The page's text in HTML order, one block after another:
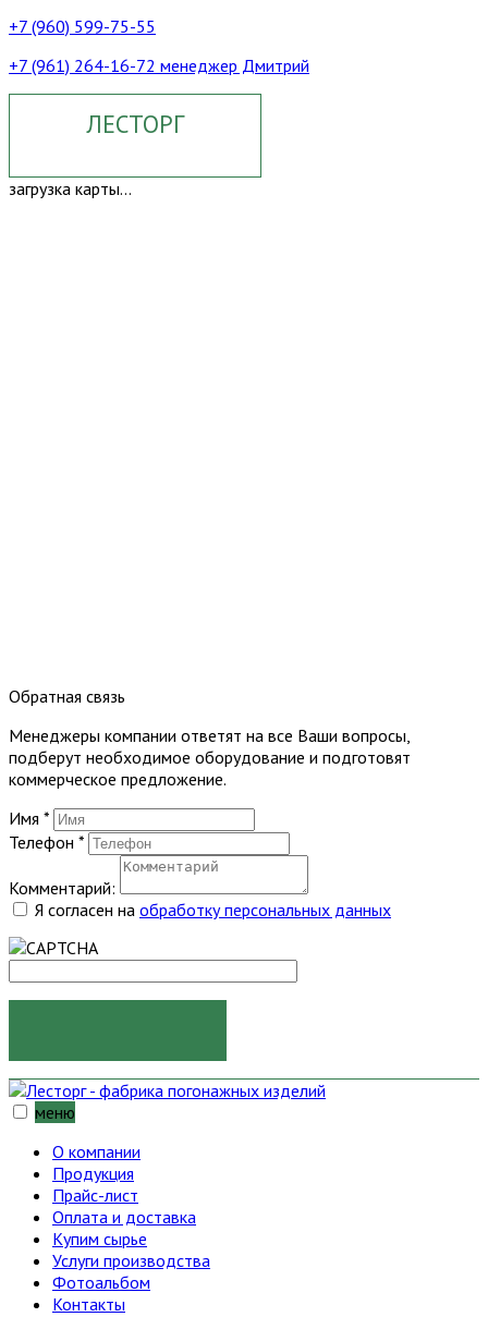
+7 (960) 599-75-55
+7 (961) 264-16-72 менеджер Дмитрий
ЛЕСТОРГ
загрузка карты...
Обратная связь
Менеджеры компании ответят на все Ваши вопросы,
подберут необходимое оборудование и подготовят
коммерческое предложение.
Имя *
Телефон *
Комментарий:
Я согласен на обработку персональных данных
меню
О компании
Продукция
Прайс-лист
Оплата и доставка
Купим сырье
Услуги производства
Фотоальбом
Контакты